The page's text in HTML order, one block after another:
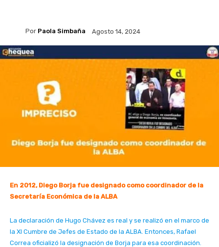
Por Paola Simbaña Agosto 14, 2024
En 2012, Diego Borja fue designado como coordinador de la
Secretaría Económica de la ALBA
La declaración de Hugo Chávez es real y se realizó en el marco de
la XI Cumbre de Jefes de Estado de la ALBA. Entonces, Rafael
Correa oficializó la designación de Borja para esa coordinación.